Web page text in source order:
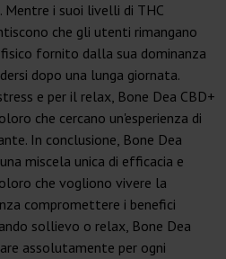
Mentre i suoi livelli di THC
che gli utenti rimangano
fornito dalla sua dominanza
dopo una lunga giornata.
e per il relax, Bone Dea CBD+
che cercano un'esperienza di
In conclusione, Bone Dea
miscela unica di efficacia e
che vogliono vivere la
compromettere i benefici
sollievo o relax, Bone Dea
assolutamente per ogni